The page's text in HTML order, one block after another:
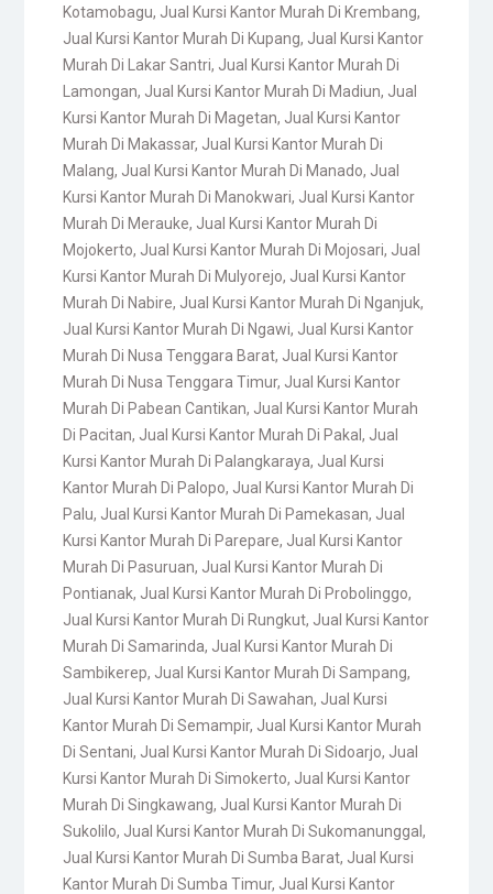
Kotamobagu, Jual Kursi Kantor Murah Di Krembang,
Jual Kursi Kantor Murah Di Kupang, Jual Kursi Kantor
Murah Di Lakar Santri, Jual Kursi Kantor Murah Di
Lamongan, Jual Kursi Kantor Murah Di Madiun, Jual
Kursi Kantor Murah Di Magetan, Jual Kursi Kantor
Murah Di Makassar, Jual Kursi Kantor Murah Di
Malang, Jual Kursi Kantor Murah Di Manado, Jual
Kursi Kantor Murah Di Manokwari, Jual Kursi Kantor
Murah Di Merauke, Jual Kursi Kantor Murah Di
Mojokerto, Jual Kursi Kantor Murah Di Mojosari, Jual
Kursi Kantor Murah Di Mulyorejo, Jual Kursi Kantor
Murah Di Nabire, Jual Kursi Kantor Murah Di Nganjuk,
Jual Kursi Kantor Murah Di Ngawi, Jual Kursi Kantor
Murah Di Nusa Tenggara Barat, Jual Kursi Kantor
Murah Di Nusa Tenggara Timur, Jual Kursi Kantor
Murah Di Pabean Cantikan, Jual Kursi Kantor Murah
Di Pacitan, Jual Kursi Kantor Murah Di Pakal , Jual
Kursi Kantor Murah Di Palangkaraya, Jual Kursi
Kantor Murah Di Palopo, Jual Kursi Kantor Murah Di
Palu, Jual Kursi Kantor Murah Di Pamekasan, Jual
Kursi Kantor Murah Di Parepare, Jual Kursi Kantor
Murah Di Pasuruan, Jual Kursi Kantor Murah Di
Pontianak, Jual Kursi Kantor Murah Di Probolinggo,
Jual Kursi Kantor Murah Di Rungkut, Jual Kursi Kantor
Murah Di Samarinda, Jual Kursi Kantor Murah Di
Sambikerep, Jual Kursi Kantor Murah Di Sampang,
Jual Kursi Kantor Murah Di Sawahan, Jual Kursi
Kantor Murah Di Semampir, Jual Kursi Kantor Murah
Di Sentani, Jual Kursi Kantor Murah Di Sidoarjo, Jual
Kursi Kantor Murah Di Simokerto, Jual Kursi Kantor
Murah Di Singkawang, Jual Kursi Kantor Murah Di
Sukolilo, Jual Kursi Kantor Murah Di Sukomanunggal ,
Jual Kursi Kantor Murah Di Sumba Barat, Jual Kursi
Kantor Murah Di Sumba Timur, Jual Kursi Kantor